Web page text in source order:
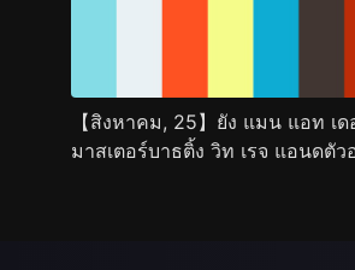
【สิงหาคม, 25】ยัง แมน แอท เด
มาสเตอร์บาธติ้ง วิท เรจ แอนดตัว